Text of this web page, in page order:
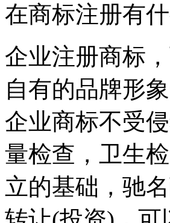
在商标注册有
企业注册商标
自有的品牌形
企业商标不受
量检查，卫生
立的基础，驰